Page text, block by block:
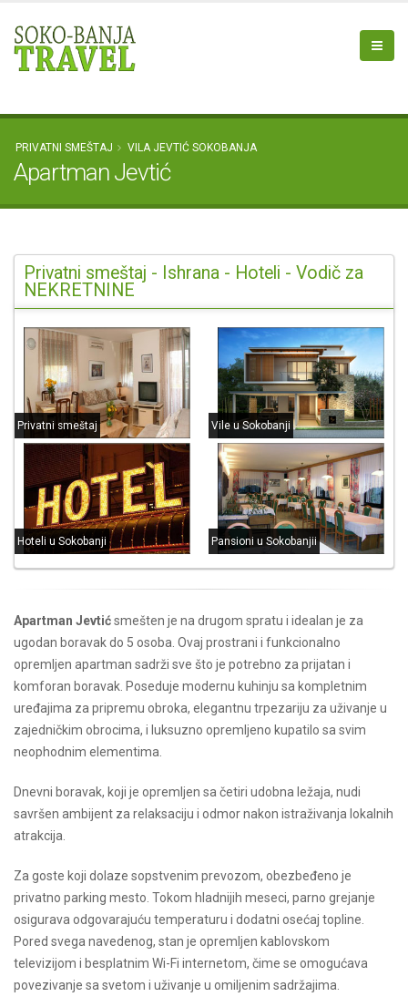
PRIVATNI SMEŠTAJ VILA JEVTIĆ SOKOBANJA
Apartman Jevtić
Privatni smeštaj - Ishrana - Hoteli - Vodič za
NEKRETNINE
Privatni smeštaj Vile u Sokobanji
Hoteli u Sokobanji Pansioni u Sokobanjii
Apartman Jevtićsmešten je na drugom spratu i idealan je za
ugodan boravak do 5 osoba. Ovaj prostrani i funkcionalno
opremljen apartman sadrži sve što je potrebno za prijatan i
komforan boravak. Poseduje modernu kuhinju sa kompletnim
uređajima za pripremu obroka, elegantnu trpezariju za uživanje u
zajedničkim obrocima, i luksuzno opremljeno kupatilo sa svim
neophodnim elementima.
Dnevni boravak, koji je opremljen sa četiri udobna ležaja, nudi
savršen ambijent za relaksaciju i odmor nakon istraživanja lokalnih
atrakcija.
Za goste koji dolaze sopstvenim prevozom, obezbeđeno je
privatno parking mesto. Tokom hladnijih meseci, parno grejanje
osigurava odgovarajuću temperaturu i dodatni osećaj topline.
Pored svega navedenog, stan je opremljen kablovskom
televizijom i besplatnim Wi-Fi internetom, čime se omogućava
povezivanje sa svetom i uživanje u omiljenim sadržajima.